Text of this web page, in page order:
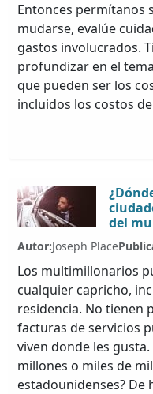
Entonces permítanos
mudarse, evalúe
gastos involucrados.
profundizar en el
que pueden ser los
incluidos los costos
del
Autor:Joseph Place
Los multimillonarios
cualquier capricho,
residencia. No tienen
facturas de servicios
viven donde les
millones o miles de
estadounidenses?